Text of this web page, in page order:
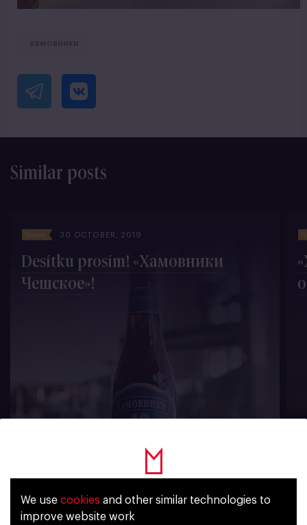
Similar posts
News 30 OCTOBER, 2019
Desítku prosím! «Хамовники
Чешское»!
1677
Уже исполнилось 18 лет?
We use cookies and other similar technologies to
improve website work